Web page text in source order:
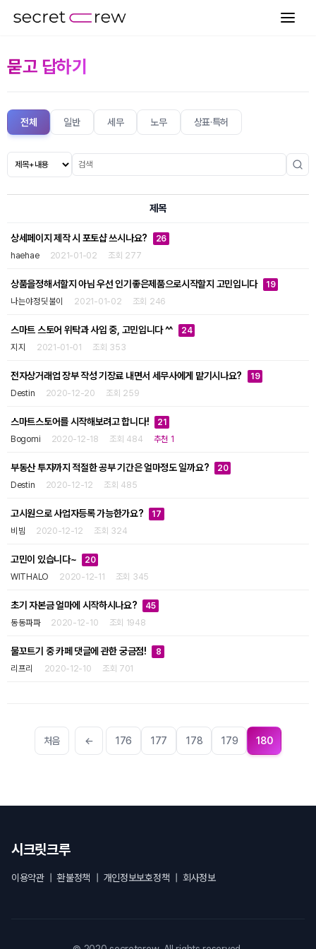
묻고 답하기
전체 일반 세무 노무 상표·특허
제목
상세페이지 제작 시 포토샵 쓰시나요? 26
haehae 2021-01-02 조회 277
상품을정해서할지 아님 우선 인기좋은제품으로시작할지 고민입니다 19
나는야정딧불이 2021-01-02 조회 246
스마트 스토어 위탁과 사입 중, 고민입니다 ^^ 24
지지 2021-01-01 조회 353
전자상거래업 장부 작성 기장료 내면서 세무사에게 맡기시나요? 19
Destin 2020-12-20 조회 259
스마트스토어를 시작해보려고 합니다! 21
Bogomi 2020-12-18 조회 484 추천 1
부동산 투자까지 적절한 공부 기간은 얼마정도 일까요? 20
Destin 2020-12-12 조회 485
고시원으로 사업자등록 가능한가요? 17
비빔 2020-12-12 조회 324
고민이 있습니다~ 20
WITHALO 2020-12-11 조회 345
초기 자본금 얼마에 시작하시나요? 45
동동파파 2020-12-10 조회 1948
물꼬트기 중 카페 댓글에 관한 궁금점! 8
리프리 2020-12-10 조회 701
처음 ← 176 177 178 179 180
시크릿크루
이용약관|환불정책 개인정보보호정책 회사정보